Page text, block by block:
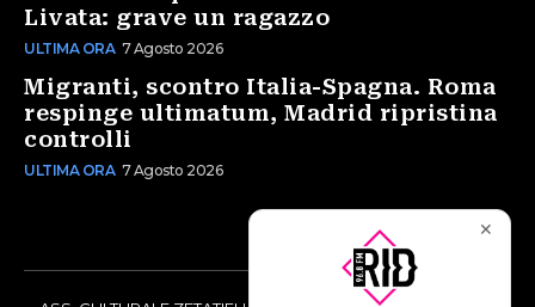
Livata: grave un ragazzo
ULTIMA ORA 7 Agosto 2026
Migranti, scontro Italia-Spagna. Roma
respinge ultimatum, Madrid ripristina
controlli
ULTIMA ORA 7 Agosto 2026
✕